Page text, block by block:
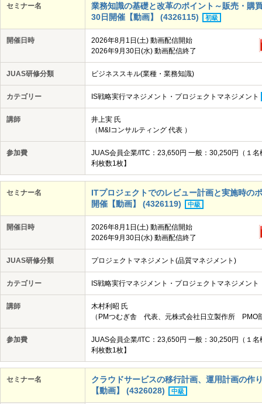
セミナー名
業務知識の基礎と改革のポイント～販売・購
30日開催【動画】 (4326115)
初級
開催日時
2026年8月1日(土) 動画配信開始
2026年9月30日(水) 動画配信終了
JUAS研修分類 ビジネススキル(業種・業務知識)
カテゴリー IS戦略実行マネジメント・プロジェクトマネジメント
講師
井上実 氏
（M&Iコンサルティング 代表 ）
参加費
JUAS会員企業/ITC：23,650円 一般：30,250円（１
利枚数1枚】
セミナー名
ITプロジェクトでのレビュー計画と実施時の
開催【動画】 (4326119)
中級
開催日時
2026年8月1日(土) 動画配信開始
2026年9月30日(水) 動画配信終了
JUAS研修分類 プロジェクトマネジメント(品質マネジメント)
カテゴリー IS戦略実行マネジメント・プロジェクトマネジメン
講師
木村利昭 氏
（PMつむぎ舎 代表、元株式会社日立製作所 PMO
参加費
JUAS会員企業/ITC：23,650円 一般：30,250円（１
利枚数1枚】
セミナー名
クラウドサービスの移行計画、運用計画の作
【動画】 (4326028)
中級